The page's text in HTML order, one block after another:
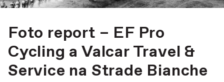
Foto report – EF Pro
Cycling a Valcar Travel &
Service na Strade Bianche